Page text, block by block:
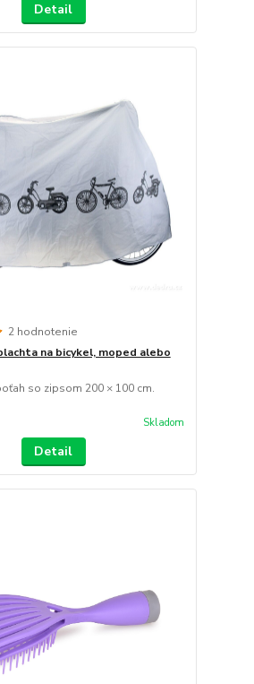
Detail
2 hodnotenie
na bicykel, moped alebo
so zipsom 200 × 100 cm.
Skladom
Detail